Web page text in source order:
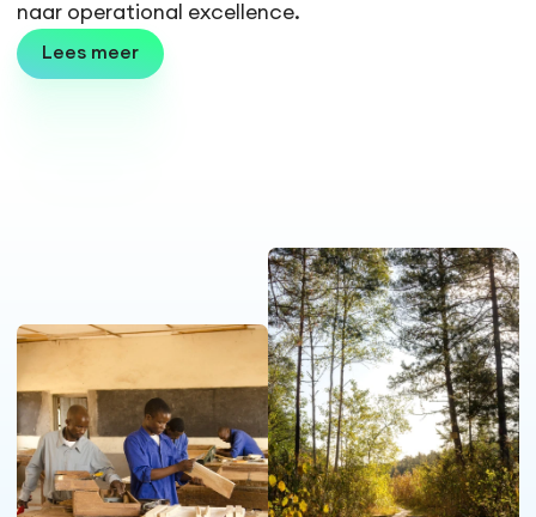
naar operational excellence.
Lees meer